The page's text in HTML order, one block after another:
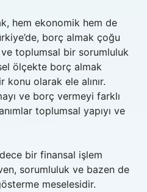
hem ekonomik hem de
borç almak çoğu
toplumsal bir sorumluluk
ölçekte borç almak
olarak ele alınır.
ve borç vermeyi farklı
toplumsal yapıyı ve
bir finansal işlem
sorumluluk ve bazen de
meselesidir.